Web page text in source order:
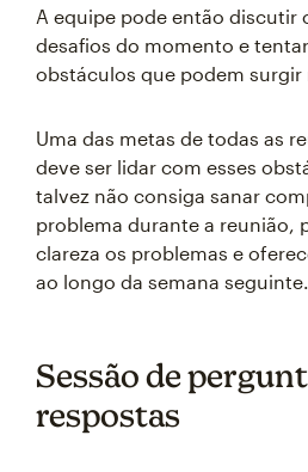
A equipe pode então discutir
desafios do momento e
obstáculos que podem surgir
Uma das metas de todas as
deve ser lidar com esses
talvez não consiga sanar
problema durante a reunião,
clareza os problemas e
ao longo da semana seguinte.
Sessão de
respostas